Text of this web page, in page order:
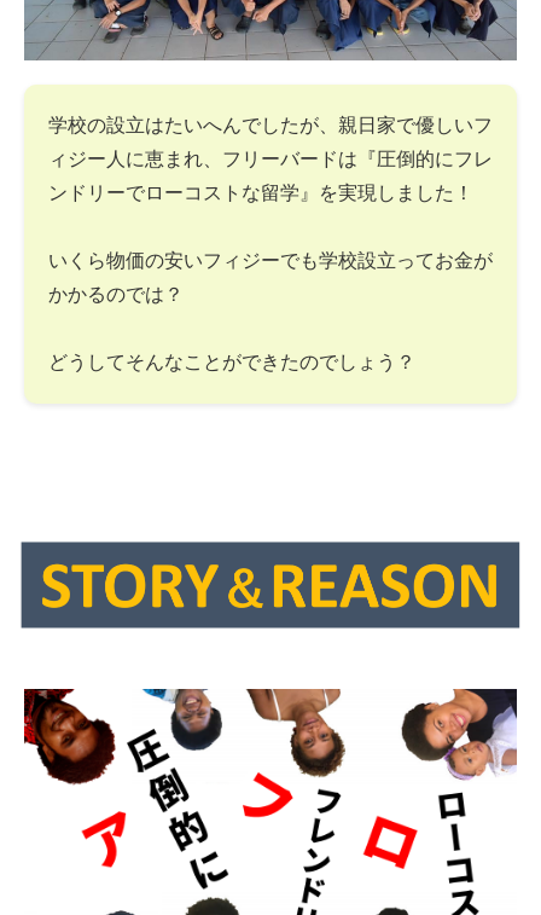
学校の設立はたいへんでしたが、親日家で優しいフ
ィジー人に恵まれ、フリーバードは『圧倒的にフレ
ンドリーでローコストな留学』を実現しました！
いくら物価の安いフィジーでも学校設立ってお金が
かかるのでは？
どうしてそんなことができたのでしょう？